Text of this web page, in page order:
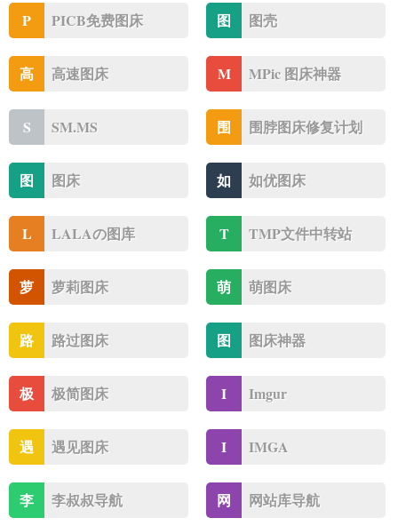
P PICB免费图床 图 图壳
高 高速图床 M MPic 图床神器
S SM.MS 围 围脖图床修复计划
图 图床 如 如优图床
L LALAの图库 T TMP文件中转站
萝 萝莉图床 萌 萌图床
路 路过图床 图 图床神器
极 极简图床 I Imgur
遇 遇见图床 I IMGA
李 李叔叔导航 网 网站库导航